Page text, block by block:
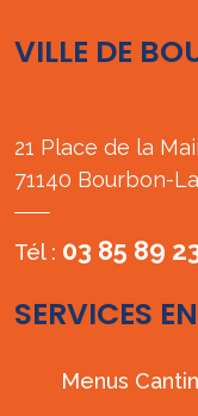
VILLE DE
21 Place de la
71140 Bourbon-
Tél : 03 85 89
SERVICES
Menus